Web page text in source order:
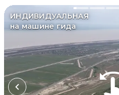
ИНДИВИДУАЛЬНАЯ
на машине гида